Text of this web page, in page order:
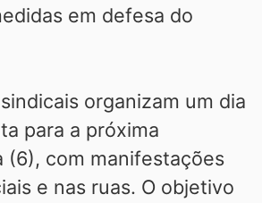
em defesa do
organizam um dia
para a próxima
(6), com manifestações
e nas ruas. O objetivo